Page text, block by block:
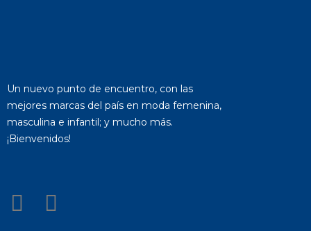
Un nuevo punto de encuentro, con las
mejores marcas del país en moda femenina,
masculina e infantil; y mucho más.
¡Bienvenidos!